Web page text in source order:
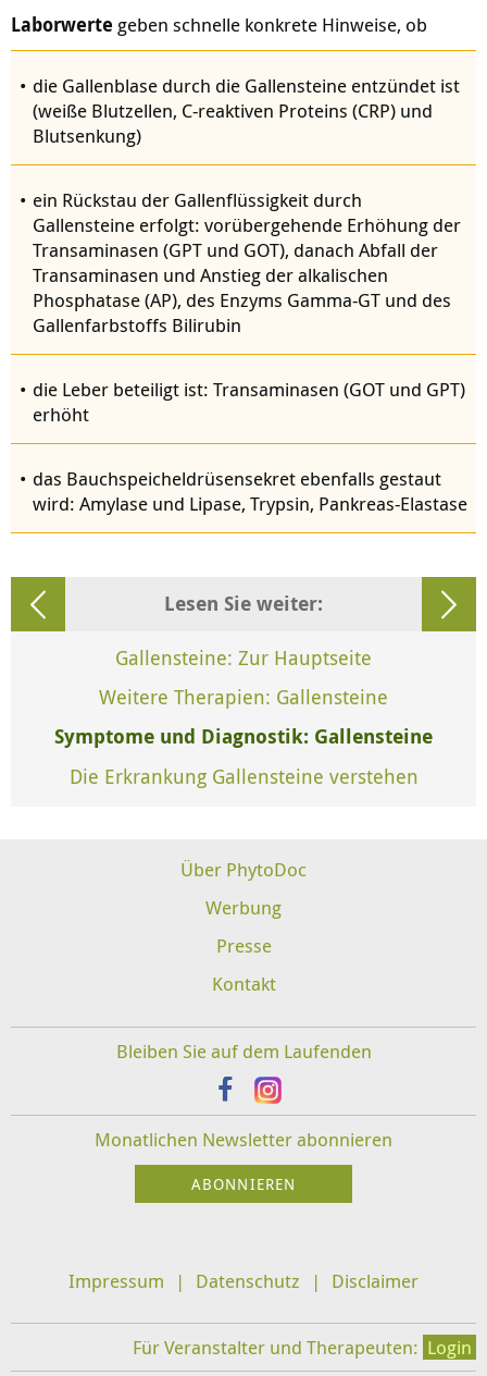
Laborwerte geben schnelle konkrete Hinweise, ob
die Gallenblase durch die Gallensteine entzündet ist
(weiße Blutzellen, C-reaktiven Proteins (CRP) und
Blutsenkung)
ein Rückstau der Gallenflüssigkeit durch
Gallensteine erfolgt: vorübergehende Erhöhung der
Transaminasen (GPT und GOT), danach Abfall der
Transaminasen und Anstieg der alkalischen
Phosphatase (AP), des Enzyms Gamma-GT und des
Gallenfarbstoffs Bilirubin
die Leber beteiligt ist: Transaminasen (GOT und GPT)
erhöht
das Bauchspeicheldrüsensekret ebenfalls gestaut
wird: Amylase und Lipase, Trypsin, Pankreas-Elastase
Lesen Sie weiter:
Gallensteine: Zur Hauptseite
Weitere Therapien: Gallensteine
Symptome und Diagnostik: Gallensteine
Die Erkrankung Gallensteine verstehen
Über PhytoDoc
Werbung
Presse
Kontakt
Bleiben Sie auf dem Laufenden
Monatlichen Newsletter abonnieren
Impressum Datenschutz Disclaimer
Für Veranstalter und Therapeuten: Login